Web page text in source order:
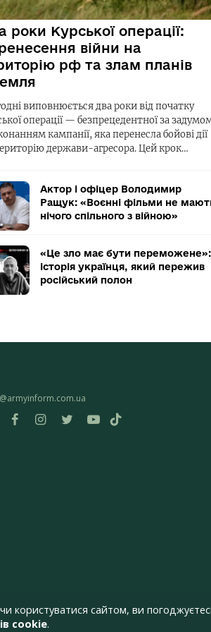
роки Курської операції:
війни на
рф та злам планів
виповнюється два роки від початку
операції — безпрецедентної за
кампанії, яка перенесла бойові дії
держави-агресора. Цей крок…
Актор і офіцер Володимир
Ращук: «Воєнні фільми не
нічого спільного з війною»
«Це зло має бути переможене»:
історія українця, який пережив
російський полон
сайтом, ви
cookie.